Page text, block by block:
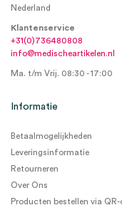
Nederland
Klantenservice
+31(0)736480808
info@medischeartikelen.nl
Ma. t/m Vrij. 08:30 - 17:00
Informatie
Betaalmogelijkheden
Leveringsinformatie
Retourneren
Over Ons
Producten bestellen via QR-